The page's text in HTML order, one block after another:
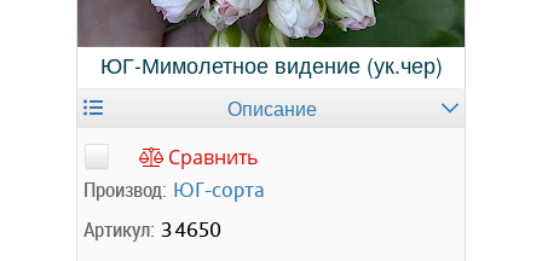
ЮГ-Мимолетное видение (ук.чер)
Описание
Сравнить
Производ: ЮГ-сорта
Артикул: 34650